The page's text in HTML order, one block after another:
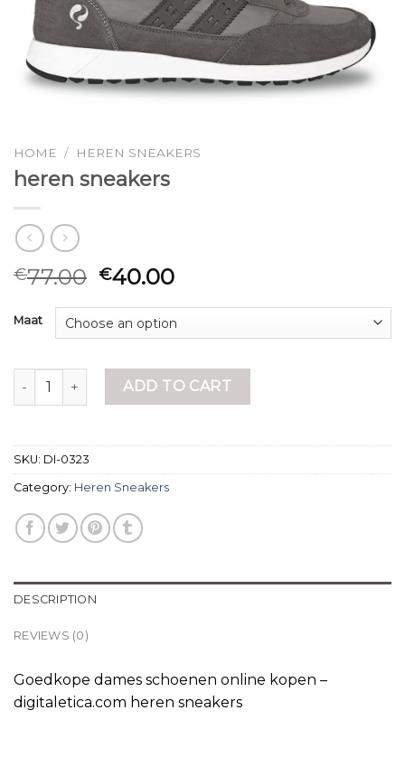
HOME / HEREN SNEAKERS
heren sneakers
€77.00 €40.00
Maat
heren sneakers quantityADD TO CART
SKU: DI-0323
Category: Heren Sneakers
DESCRIPTION
REVIEWS (0)
Goedkope dames schoenen online kopen –
digitaletica.com heren sneakers